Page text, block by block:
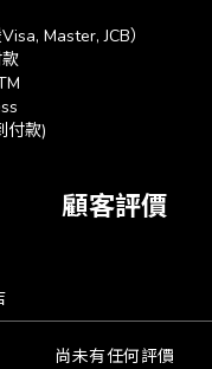
Master, JCB）
付款)
顧客評價
尚未有任何評價